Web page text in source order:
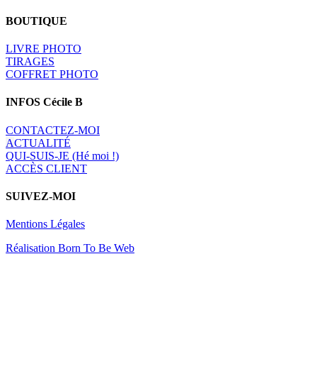
BOUTIQUE
LIVRE PHOTO
TIRAGES
COFFRET PHOTO
INFOS Cécile B
CONTACTEZ-MOI
ACTUALITÉ
QUI-SUIS-JE (Hé moi !)
ACCÈS CLIENT
SUIVEZ-MOI
Mentions Légales
Réalisation Born To Be Web